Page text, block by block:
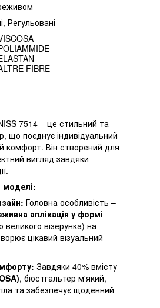
Регульовані
FIBRE
7514 – це стильний та
що поєднує індивідуальний
комфорт. Він створений для
вигляд завдяки
моделі:
Головна особливість –
аплікація у формі
великого візерунка) на
цікавий візуальний
Завдяки 40% вмісту
, бюстгальтер м'який,
та забезпечує щоденний